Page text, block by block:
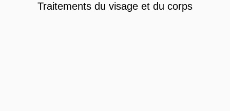
Traitements du visage et du corps